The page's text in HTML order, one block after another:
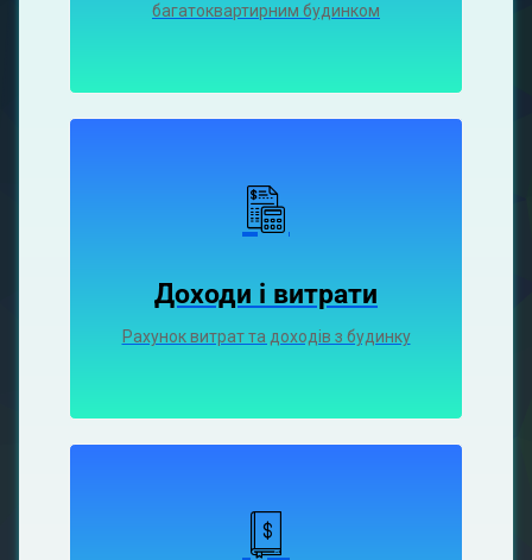
багатоквартирним будинком
Доходи і витрати
Рахунок витрат та доходів з будинку